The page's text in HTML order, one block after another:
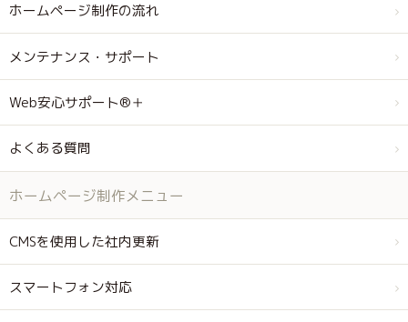
ホームページ制作の流れ
メンテナンス・サポート
Web安心サポート®＋
よくある質問
ホームページ制作メニュー
CMSを使用した社内更新
スマートフォン対応